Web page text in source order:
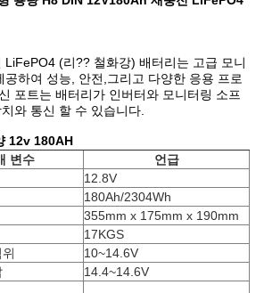
LiFePO4 (리?? 철화강) 배터리는 고급 모니
공하여 성능, 안전,그리고 다양한 응용 프로
포트는 배터리가 인버터와 모니터링 소프
와 통신 할 수 있습니다.
12v 180AH
변수
언급
12.8V
180Ah/2304Wh
355mm x 175mm x 190mm
17KGS
10~14.6V
14.4~14.6V